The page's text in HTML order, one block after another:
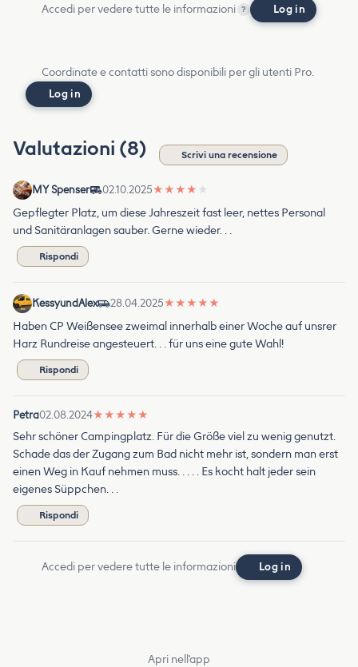
Accedi per vedere tutte le informazioni ? Log in
Coordinate e contatti sono disponibili per gli utenti Pro.
Log in
Valutazioni (8) Scrivi una recensione
MY Spenser 02.10.2025★ ★ ★ ★ ★
Gepflegter Platz, um diese Jahreszeit fast leer, nettes Personal
und Sanitäranlagen sauber. Gerne wieder. . .
Rispondi
KessyundAlex 28.04.2025★ ★ ★ ★ ★
Haben CP Weißensee zweimal innerhalb einer Woche auf unsrer
Harz Rundreise angesteuert. . . für uns eine gute Wahl!
Rispondi
Petra02.08.2024★ ★ ★ ★ ★
Sehr schöner Campingplatz. Für die Größe viel zu wenig genutzt.
Schade das der Zugang zum Bad nicht mehr ist, sondern man erst
einen Weg in Kauf nehmen muss. . . . . Es kocht halt jeder sein
eigenes Süppchen. . .
Rispondi
Accedi per vedere tutte le informazioni Log in
Apri nell'app